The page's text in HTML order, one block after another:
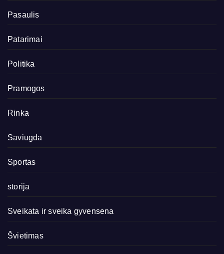
Pasaulis
Patarimai
Politika
Pramogos
Rinka
Saviugda
Sportas
storija
Sveikata ir sveika gyvensena
Švietimas